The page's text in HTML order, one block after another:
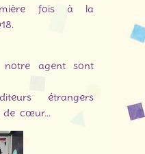
fois à la
agent sont
étrangers
de cœur…